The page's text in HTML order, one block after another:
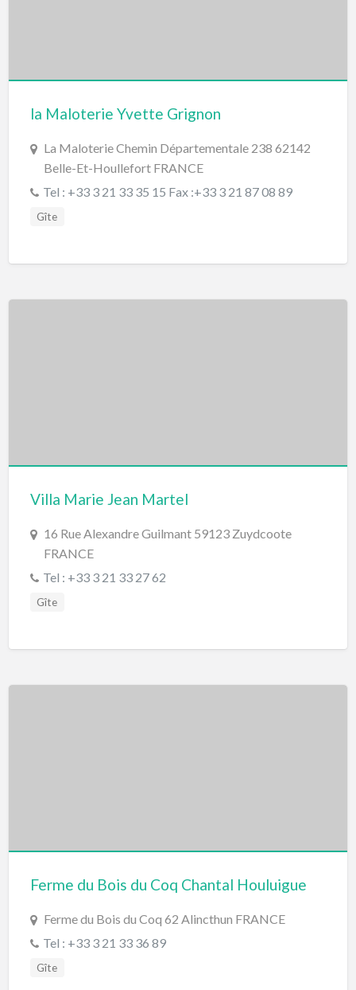
la Maloterie Yvette Grignon
La Maloterie Chemin Départementale 238 62142
Belle-Et-Houllefort FRANCE
Tel : +33 3 21 33 35 15 Fax :+33 3 21 87 08 89
Gîte
Villa Marie Jean Martel
16 Rue Alexandre Guilmant 59123 Zuydcoote
FRANCE
Tel : +33 3 21 33 27 62
Gîte
Ferme du Bois du Coq Chantal Houluigue
Ferme du Bois du Coq 62 Alincthun FRANCE
Tel : +33 3 21 33 36 89
Gîte